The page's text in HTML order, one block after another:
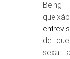
de
sexa